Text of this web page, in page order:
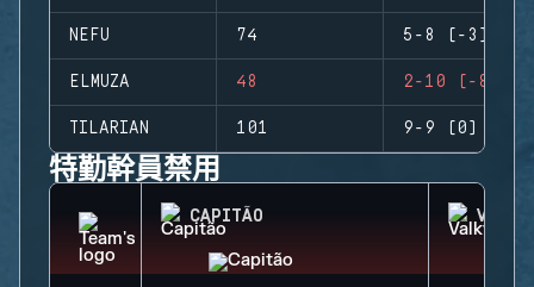
NEFU 74 5-8 (-3)
ELMUZA 48 2-10 (-8)
TILARIAN 101 9-9 (0)
特勤幹員禁用
CAPITÃO